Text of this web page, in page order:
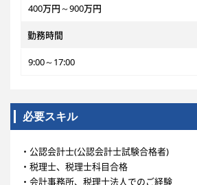
400万円～900万円
勤務時間
9:00～17:00
必要スキル
・公認会計士(公認会計士試験合格者)
・税理士、税理士科目合格
・会計事務所、税理士法人でのご経験